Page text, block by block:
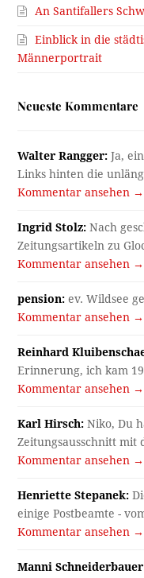
An Santifallers
Einblick in die
Männerportrait
Neueste Kommentare
Walter Rangger: Ja,
Links hinten die
Kommentar ansehen →
Ingrid Stolz: Nach
Zeitungsartikeln zu
Kommentar ansehen →
pension: ev. Wildsee
Kommentar ansehen →
Reinhard
Erinnerung, ich kam
Kommentar ansehen →
Karl Hirsch: Niko, Du
Zeitungsausschnitt mit
Kommentar ansehen →
Henriette Stepanek:
einige Postbeamte -
Kommentar ansehen →
Manni